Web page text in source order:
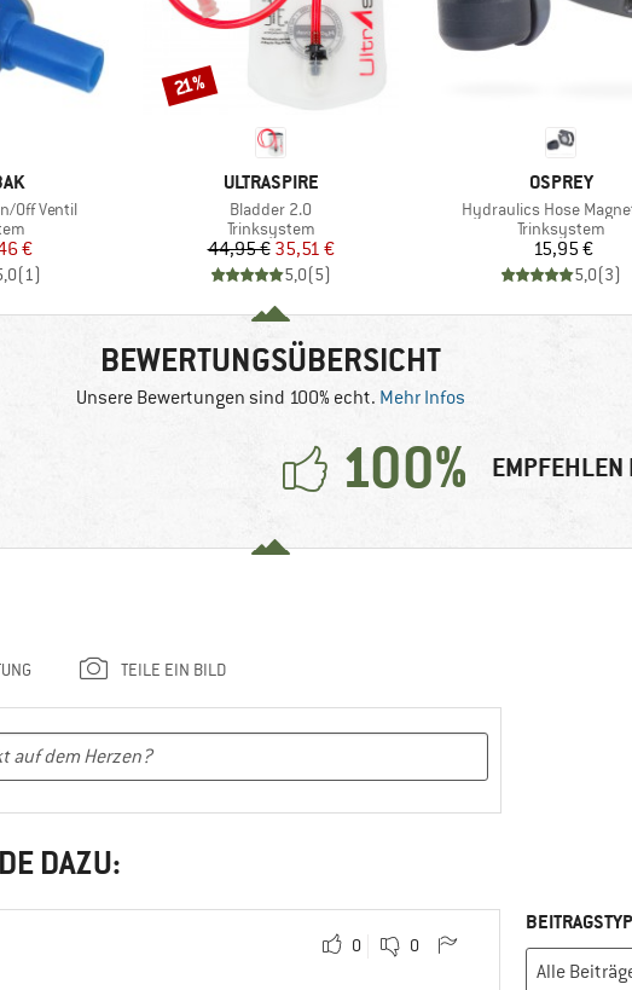
Off Ventil
Preis
€
(1)
MARKE
ULTRASPIRE
Artikel
Bladder 2.0
Produktgruppe
Trinksystem
Preis
44,95 €reduzierter Preis
35,51 €
5,0(5)
Rabatt
21%
MARKE
OSPREY
Artikel
Hydraulics Hose
Produktgruppe
Trinksystem
Preis
15,95 €
5,0(3)
BEWERTUNGSÜBERSICHT
Unsere Bewertungen sind 100% echt. Mehr Infos
100% EMPFEHLEN
TEILE EIN BILD
DAZU:
0 0